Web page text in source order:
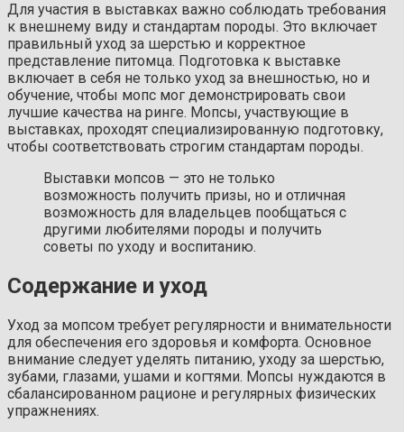
Для участия в выставках важно соблюдать требования
к внешнему виду и стандартам породы. Это включает
правильный уход за шерстью и корректное
представление питомца. Подготовка к выставке
включает в себя не только уход за внешностью, но и
обучение, чтобы мопс мог демонстрировать свои
лучшие качества на ринге. Мопсы, участвующие в
выставках, проходят специализированную подготовку,
чтобы соответствовать строгим стандартам породы.
Выставки мопсов — это не только
возможность получить призы, но и отличная
возможность для владельцев пообщаться с
другими любителями породы и получить
советы по уходу и воспитанию.
Содержание и уход
Уход за мопсом требует регулярности и внимательности
для обеспечения его здоровья и комфорта. Основное
внимание следует уделять питанию, уходу за шерстью,
зубами, глазами, ушами и когтями. Мопсы нуждаются в
сбалансированном рационе и регулярных физических
упражнениях.